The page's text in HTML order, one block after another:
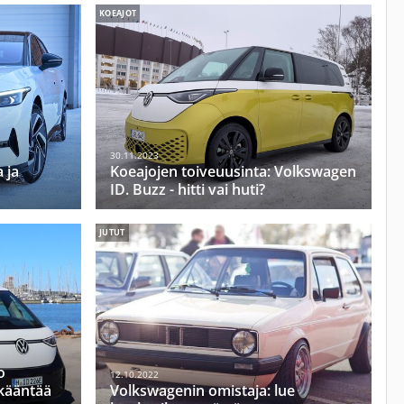
ja
KOEAJOT
30.11.2023
Koeajojen toiveuusinta: Volkswagen
ID. Buzz - hitti vai huti?
JUTUT
12.10.2022
Volkswagenin omistaja: lue